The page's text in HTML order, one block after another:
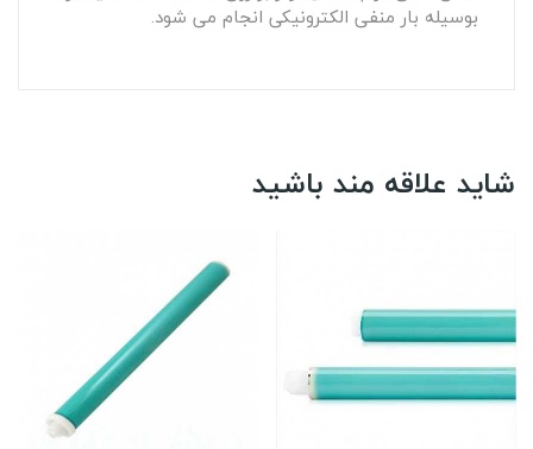
بوسیله بار منفی الکترونیکی انجام می شود.
شاید علاقه مند باشید